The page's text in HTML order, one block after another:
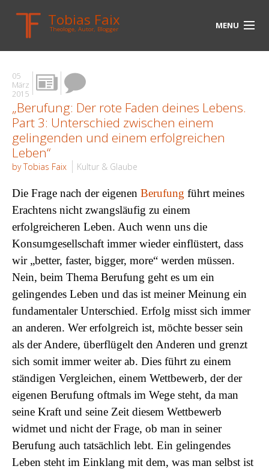
Tobias Faix
Theologe, Autor, Blogger MENU
HOME
BLOG
BIOGRAPHIE
BÜCHER
UNTERWEGS
KONTAKT
LINKS
05
März
2015
„Berufung: Der rote Faden deines Lebens.
Part 3: Unterschied zwischen einem
gelingenden und einem erfolgreichen
Leben“
by Tobias Faix Kultur & Glaube
Die Frage nach der eigenen Berufung führt meines
Erachtens nicht zwangsläufig zu einem
erfolgreicheren Leben. Auch wenn uns die
Konsumgesellschaft immer wieder einflüstert, dass
wir „better, faster, bigger, more“ werden müssen.
Nein, beim Thema Berufung geht es um ein
gelingendes Leben und das ist meiner Meinung ein
fundamentaler Unterschied. Erfolg misst sich immer
an anderen. Wer erfolgreich ist, möchte besser sein
als der Andere, überflügelt den Anderen und grenzt
sich somit immer weiter ab. Dies führt zu einem
ständigen Vergleichen, einem Wettbewerb, der der
eigenen Berufung oftmals im Wege steht, da man
seine Kraft und seine Zeit diesem Wettbewerb
widmet und nicht der Frage, ob man in seiner
Berufung auch tatsächlich lebt. Ein gelingendes
Leben steht im Einklang mit dem, was man selbst ist